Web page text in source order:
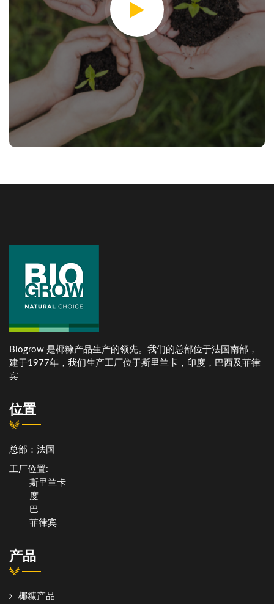
Biogrow 是椰糠产品生产的领先。我们的总部位于法国南部，
建于1977年，我们生产工厂位于斯里兰卡，印度，巴西及菲律
宾
位置
总部：法国
工厂位置:
斯里兰卡
度
巴
菲律宾
产品
椰糠产品